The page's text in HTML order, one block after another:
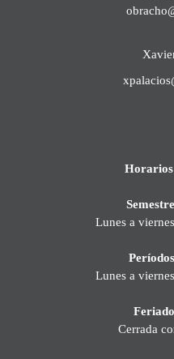
Horarios
Lunes a
Lunes a
Cerrada